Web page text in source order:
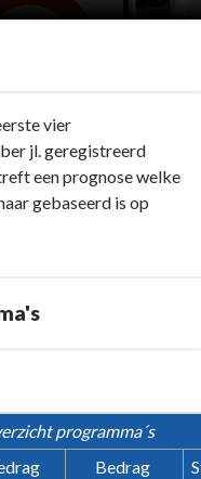
vier
jl. geregistreerd
een prognose welke
gebaseerd is op
programma´s
Bedrag